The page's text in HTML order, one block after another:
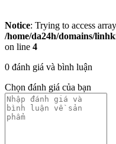
Notice: Trying to access
/home/da24h/domains/
on line 4
0 đánh giá và bình luận
Chọn đánh giá của bạn